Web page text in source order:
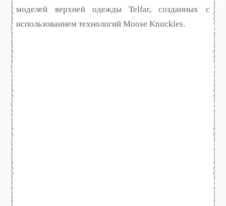
моделей верхней одежды Telfar, созданных с
использованием технологий Moose Knuckles.